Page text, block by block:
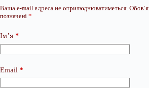
Ваша e-mail адреса не оприлюднюватиметься.
позначені *
Ім’я *
Email *